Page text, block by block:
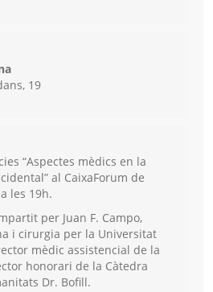
19
“Aspectes mèdics en la
al CaixaForum de
les 19h.
per Juan F. Campo,
i cirurgia per la Universitat
mèdic assistencial de la
honorari de la Càtedra
Dr. Bofill.